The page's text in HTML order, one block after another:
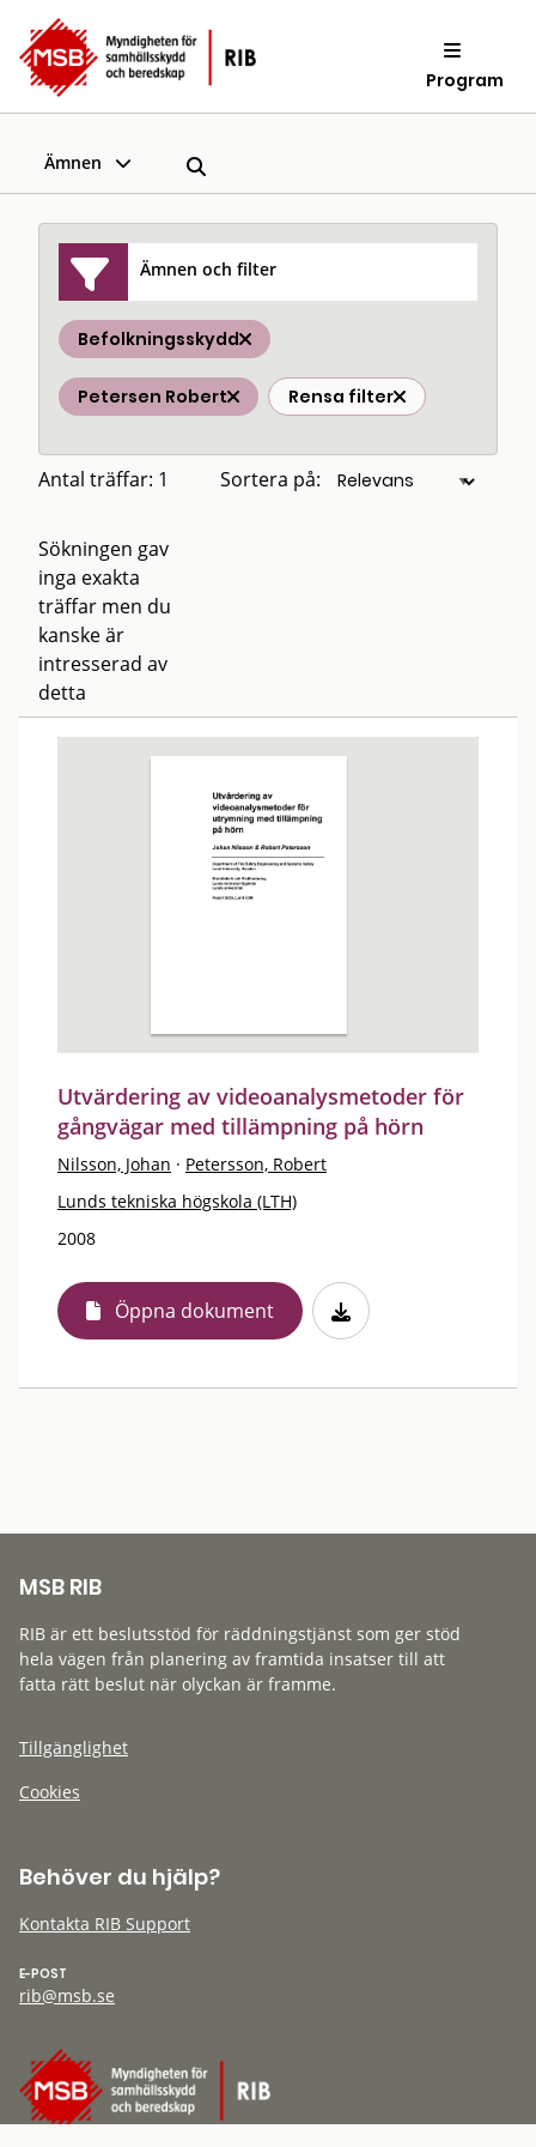
Program
Ämnen
Ämnen och filter
Befolkningsskydd
Petersen Robert Rensa filter
Antal träffar: 1 Sortera på:
Sökningen gav
inga exakta
träffar men du
kanske är
intresserad av
detta
Utvärdering av videoanalysmetoder för
gångvägar med tillämpning på hörn
Nilsson, Johan · Petersson, Robert
Lunds tekniska högskola (LTH)
2008
Öppna dokument
MSB RIB
RIB är ett beslutsstöd för räddningstjänst som ger stöd
hela vägen från planering av framtida insatser till att
fatta rätt beslut när olyckan är framme.
Tillgänglighet
Cookies
Behöver du hjälp?
Kontakta RIB Support
E-POST
rib@msb.se